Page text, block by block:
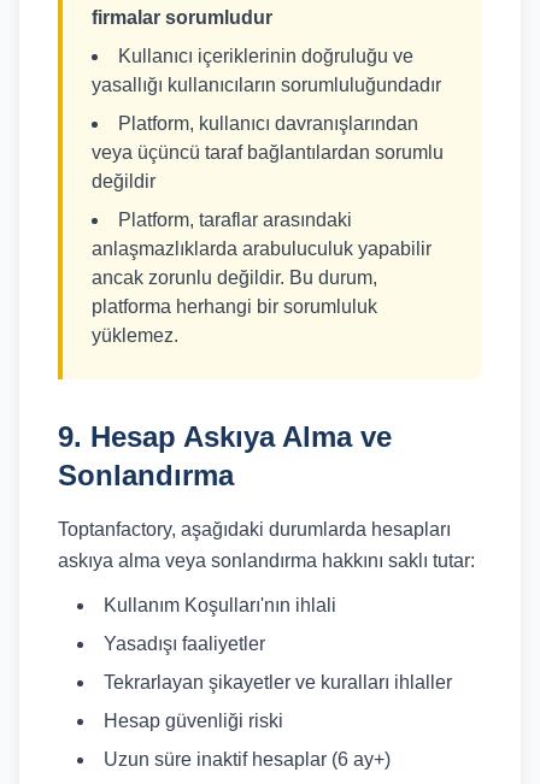
firmalar sorumludur
Kullanıcı içeriklerinin doğruluğu ve
yasallığı kullanıcıların sorumluluğundadır
Platform, kullanıcı davranışlarından
veya üçüncü taraf bağlantılardan sorumlu
değildir
Platform, taraflar arasındaki
anlaşmazlıklarda arabuluculuk yapabilir
ancak zorunlu değildir. Bu durum,
platforma herhangi bir sorumluluk
yüklemez.
9. Hesap Askıya Alma ve
Sonlandırma
Toptanfactory, aşağıdaki durumlarda hesapları
askıya alma veya sonlandırma hakkını saklı tutar:
Kullanım Koşulları'nın ihlali
Yasadışı faaliyetler
Tekrarlayan şikayetler ve kuralları ihlaller
Hesap güvenliği riski
Uzun süre inaktif hesaplar (6 ay+)